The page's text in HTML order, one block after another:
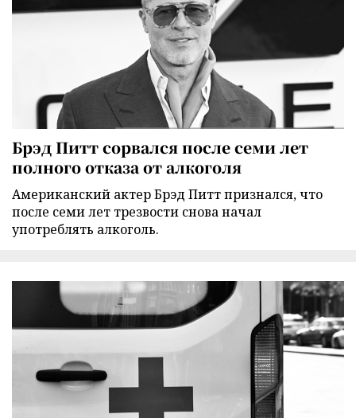
Брэд Питт сорвался после семи лет
полного отказа от алкоголя
Американский актер Брэд Питт признался, что
после семи лет трезвости снова начал
употреблять алкоголь.